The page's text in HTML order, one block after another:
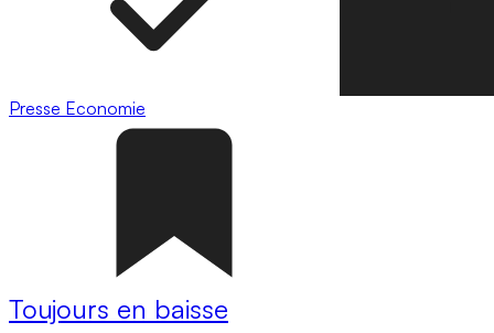
Presse Economie
Toujours en baisse